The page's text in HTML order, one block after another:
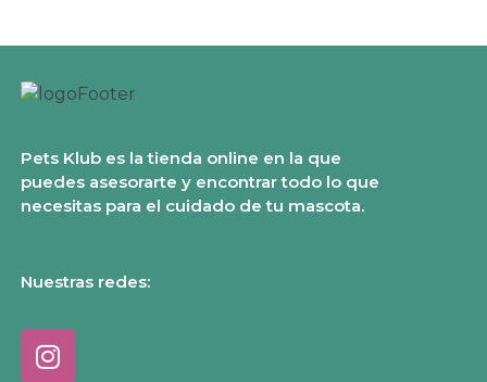
Pets Klub es la tienda online en la que
puedes asesorarte y encontrar todo lo que
necesitas para el cuidado de tu mascota.
Nuestras redes: